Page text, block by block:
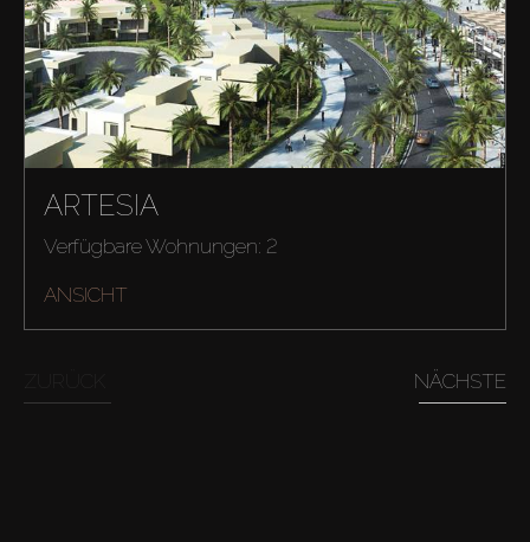
ARTESIA
Verfügbare Wohnungen: 2
ANSICHT
NÄCHSTE